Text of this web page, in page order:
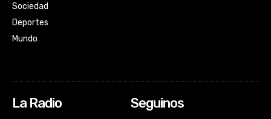
Sociedad
Deportes
Mundo
La Radio Seguinos